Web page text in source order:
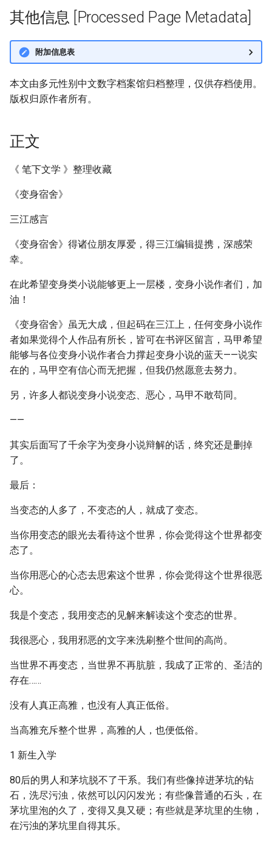
其他信息 [Processed Page Metadata]
附加信息表
本文由多元性别中文数字档案馆归档整理，仅供存档使用。
版权归原作者所有。
正文
《 笔下文学 》整理收藏
《变身宿舍》
三江感言
《变身宿舍》得诸位朋友厚爱，得三江编辑提携，深感荣
幸。
在此希望变身类小说能够更上一层楼，变身小说作者们，加
油！
《变身宿舍》虽无大成，但起码在三江上，任何变身小说作
者如果觉得个人作品有所长，皆可在书评区留言，马甲希望
能够与各位变身小说作者合力撑起变身小说的蓝天——说实
在的，马甲空有信心而无把握，但我仍然愿意去努力。
另，许多人都说变身小说变态、恶心，马甲不敢苟同。
——
其实后面写了千余字为变身小说辩解的话，终究还是删掉
了。
最后：
当变态的人多了，不变态的人，就成了变态。
当你用变态的眼光去看待这个世界，你会觉得这个世界都变
态了。
当你用恶心的心态去思索这个世界，你会觉得这个世界很恶
心。
我是个变态，我用变态的见解来解读这个变态的世界。
我很恶心，我用邪恶的文字来洗刷整个世间的高尚。
当世界不再变态，当世界不再肮脏，我成了正常的、圣洁的
存在……
没有人真正高雅，也没有人真正低俗。
当高雅充斥整个世界，高雅的人，也便低俗。
1 新生入学
80后的男人和茅坑脱不了干系。我们有些像掉进茅坑的钻
石，洗尽污浊，依然可以闪闪发光；有些像普通的石头，在
茅坑里泡的久了，变得又臭又硬；有些就是茅坑里的生物，
在污浊的茅坑里自得其乐。